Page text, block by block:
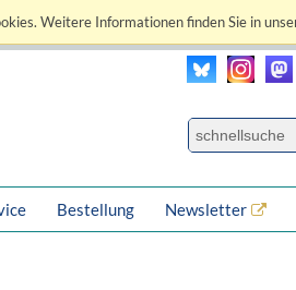
Weitere Informationen finden Sie in
Bestellung Newsletter